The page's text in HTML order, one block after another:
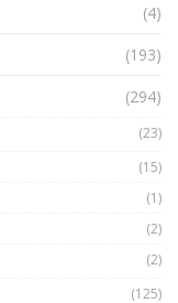
(4)
(193)
(294)
(23)
(15)
(1)
(2)
(2)
(125)